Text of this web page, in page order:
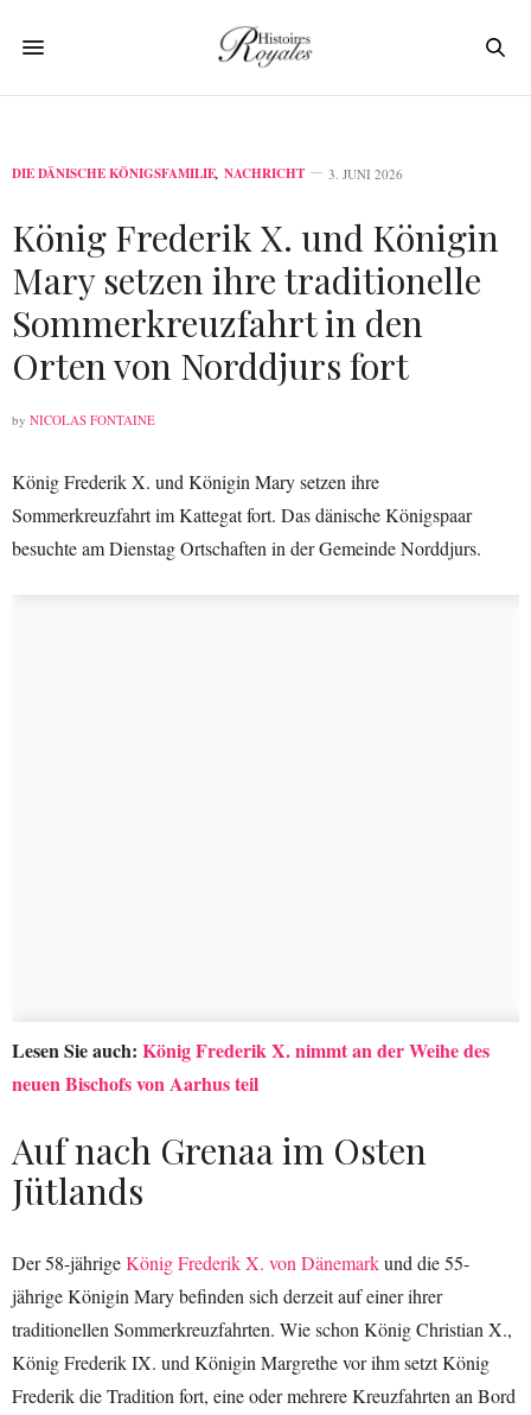
DIE DÄNISCHE KÖNIGSFAMILIE, NACHRICHT 3. JUNI 2026
König Frederik X. und Königin
Mary setzen ihre traditionelle
Sommerkreuzfahrt in den
Orten von Norddjurs fort
by NICOLAS FONTAINE
König Frederik X. und Königin Mary setzen ihre
Sommerkreuzfahrt im Kattegat fort. Das dänische Königspaar
besuchte am Dienstag Ortschaften in der Gemeinde Norddjurs.
Lesen Sie auch: König Frederik X. nimmt an der Weihe des
neuen Bischofs von Aarhus teil
Auf nach Grenaa im Osten
Jütlands
Der 58-jährigeKönig Frederik X. von Dänemarkund die 55-
jährige Königin Mary befinden sich derzeit auf einer ihrer
traditionellen Sommerkreuzfahrten. Wie schon König Christian X.,
König Frederik IX. und Königin Margrethe vor ihm setzt König
Frederik die Tradition fort, eine oder mehrere Kreuzfahrten an Bord